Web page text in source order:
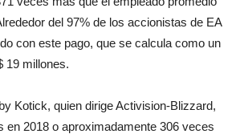
del 97% de los accionistas de EA
con este pago, que se calcula como un
19 millones.
Kotick, quien dirige Activision-Blizzard,
en 2018 o aproximadamente 306 veces